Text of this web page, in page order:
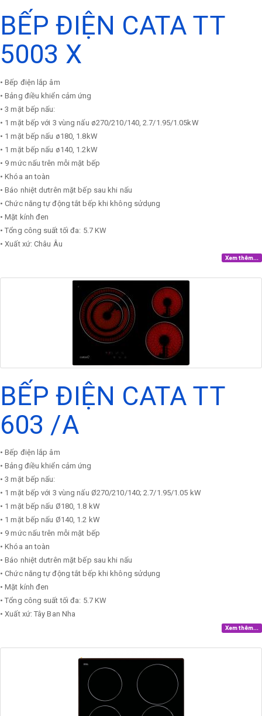
BẾP ĐIỆN CATA TT
5003 X
• Bếp điện lắp âm
• Bảng điều khiển cảm ứng
• 3 mặt bếp nấu:
• 1 mặt bếp với 3 vùng nấu ø270/210/140, 2.7/1.95/1.05kW
• 1 mặt bếp nấu ø180, 1.8kW
• 1 mặt bếp nấu ø140, 1.2kW
• 9 mức nấu trên mỗi mặt bếp
• Khóa an toàn
• Báo nhiệt dưtrên mặt bếp sau khi nấu
• Chức năng tự động tắt bếp khi không sửdụng
• Mặt kính đen
• Tổng công suất tối đa: 5.7 KW
• Xuất xứ: Châu Âu
Xem thêm...
BẾP ĐIỆN CATA TT
603 /A
• Bếp điện lắp âm
• Bảng điều khiển cảm ứng
• 3 mặt bếp nấu:
• 1 mặt bếp với 3 vùng nấu Ø270/210/140; 2.7/1.95/1.05 kW
• 1 mặt bếp nấu Ø180, 1.8 kW
• 1 mặt bếp nấu Ø140, 1.2 kW
• 9 mức nấu trên mỗi mặt bếp
• Khóa an toàn
• Báo nhiệt dưtrên mặt bếp sau khi nấu
• Chức năng tự động tắt bếp khi không sửdụng
• Mặt kính đen
• Tổng công suất tối đa: 5.7 KW
• Xuất xứ: Tây Ban Nha
Xem thêm...